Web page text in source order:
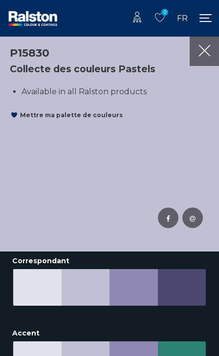
0
FR
P15830
Collecte des couleurs Pastels
Available in all Ralston products
Mettre ma palette de couleurs
Correspondant
Accent